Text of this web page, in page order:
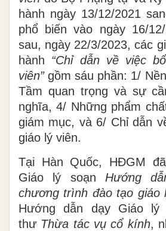
hành ngày 13/12/2021
phổ biến vào ngày 16/
sau, ngày 22/3/2023, các
hành “Chỉ dẫn về việc
viên”gồm sáu phần: 1/
Tầm quan trọng và sự
nghĩa, 4/ Những phẩm
giám mục, và 6/ Chỉ dẫn
giáo lý viên.
Tại Hàn Quốc, HĐGM
Giáo lý soạn Hướng
chương trình đào tạo giáo
Hướng dẫn dạy Giáo lý
thư Thừa tác vụ cổ kính,